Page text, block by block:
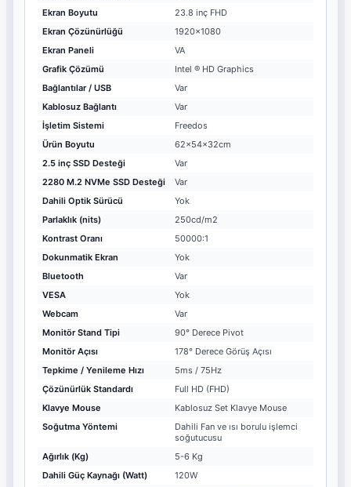
Ekran Boyutu
23.8 inç FHD
Ekran Çözünürlüğü
1920x1080
Ekran Paneli
VA
Grafik Çözümü
Intel ® HD Graphics
Bağlantılar / USB
Var
Kablosuz Bağlantı
Var
İşletim Sistemi
Freedos
Ürün Boyutu
62x54x32cm
2.5 inç SSD Desteği
Var
2280 M.2 NVMe SSD Desteği
Var
Dahili Optik Sürücü
Yok
Parlaklık (nits)
250cd/m2
Kontrast Oranı
50000:1
Dokunmatik Ekran
Yok
Bluetooth
Var
VESA
Yok
Webcam
Var
Monitör Stand Tipi
90° Derece Pivot
Monitör Açısı
178° Derece Görüş Açısı
Tepkime / Yenileme Hızı
5ms / 75Hz
Çözünürlük Standardı
Full HD (FHD)
Klavye Mouse
Kablosuz Set Klavye Mouse
Soğutma Yöntemi
Dahili Fan ve ısı borulu işlemci
soğutucusu
Ağırlık (Kg)
5-6 Kg
Dahili Güç Kaynağı (Watt)
120W